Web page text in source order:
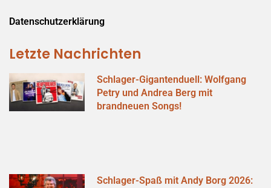
Datenschutzerklärung
Letzte Nachrichten
Schlager-Gigantenduell: Wolfgang
Petry und Andrea Berg mit
brandneuen Songs!
Schlager-Spaß mit Andy Borg 2026: